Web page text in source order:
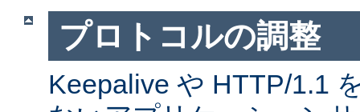
プロトコルの調整
Keepalive や HTTP/1.1